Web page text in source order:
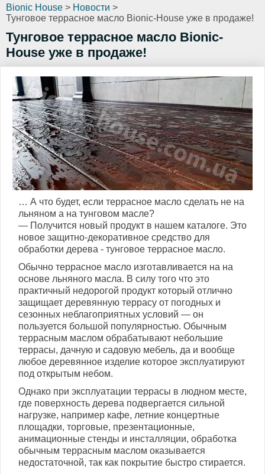
Bionic House > Новости >
Тунговое террасное масло Bionic-House уже в продаже!
Тунговое террасное масло Bionic-
House уже в продаже!
… А что будет, если террасное масло сделать не на
льняном а на тунговом масле?
— Получится новый продукт в нашем каталоге. Это
новое защитно-декоративное средство для
обработки дерева - тунговое террасное масло.
Обычно террасное масло изготавливается на на
основе льняного масла. В силу того что это
практичный недорогой продукт который отлично
защищает деревянную террасу от погодных и
сезонных неблагоприятных условий — он
пользуется большой популярностью. Обычным
террасным маслом обрабатывают небольшие
террасы, дачную и садовую мебель, да и вообще
любое деревянное изделие которое эксплуатируют
под открытым небом.
Однако при эксплуатации террасы в людном месте,
где поверхность дерева подвергается сильной
нагрузке, например кафе, летние концертные
площадки, торговые, презентационные,
анимационные стенды и инсталляции, обработка
обычным террасным маслом оказывается
недостаточной, так как покрытие быстро стирается.